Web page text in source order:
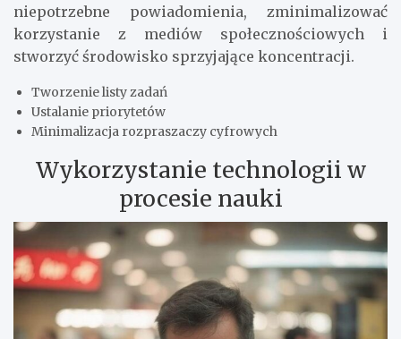
niepotrzebne powiadomienia, zminimalizować
korzystanie z mediów społecznościowych i
stworzyć środowisko sprzyjające koncentracji.
Tworzenie listy zadań
Ustalanie priorytetów
Minimalizacja rozpraszaczy cyfrowych
Wykorzystanie technologii w
procesie nauki